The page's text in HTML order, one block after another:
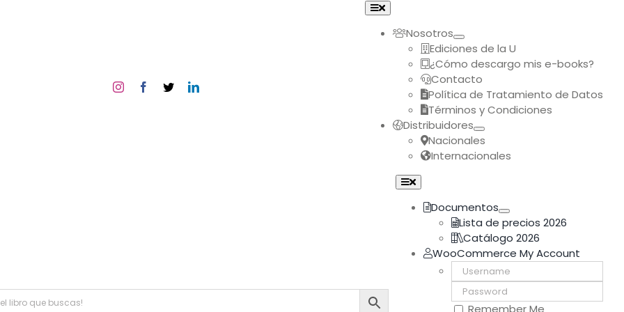
Toggle
Navigation
Nosotros
Ediciones de la U
¿Cómo descargo mis e-books?
Contacto
Política de Tratamiento de Datos
Términos y Condiciones
Distribuidores
Nacionales
Internacionales
Toggle
Navigation
Documentos
Lista de precios 2026
Catálogo 2026
WooCommerce My Account
Username:
Password:
Remember Me